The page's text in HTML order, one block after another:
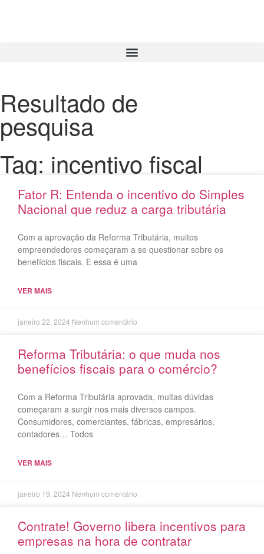
Resultado de
pesquisa
Tag: incentivo fiscal
Fator R: Entenda o incentivo do Simples
Nacional que reduz a carga tributária
Com a aprovação da Reforma Tributária, muitos
empreendedores começaram a se questionar sobre os
benefícios fiscais. E essa é uma
VER MAIS
janeiro 22, 2024 Nenhum comentário
Reforma Tributária: o que muda nos
benefícios fiscais para o comércio?
Com a Reforma Tributária aprovada, muitas dúvidas
começaram a surgir nos mais diversos campos.
Consumidores, comerciantes, fábricas, empresários,
contadores… Todos
VER MAIS
janeiro 19, 2024 Nenhum comentário
Contrate! Governo libera incentivos para
empresas na hora de contratar